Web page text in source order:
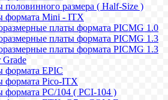
половинного размера ( Half-Size )
формата Mini - ITX
платы формата PICMG 1.0
платы формата PICMG 1.3
платы формата PICMG 1.3
Grade
формата EPIC
формата Pico-ITX
формата PC/104 ( PCI-104 )